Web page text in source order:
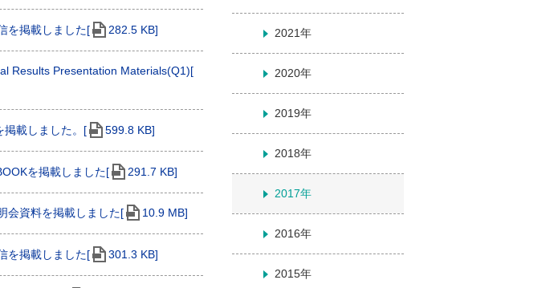
を掲載しました[ 282.5 KB]
Results Presentation Materials(Q1)[
載しました。[ 599.8 KB]
を掲載しました[ 291.7 KB]
資料を掲載しました[ 10.9 MB]
を掲載しました[ 301.3 KB]
2021年
2020年
2019年
2018年
2017年
2016年
2015年